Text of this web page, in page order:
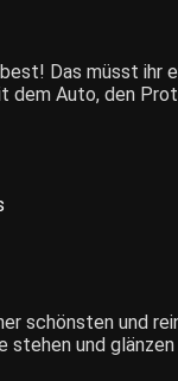
Das müsst ihr
dem Auto, den
schönsten und
stehen und